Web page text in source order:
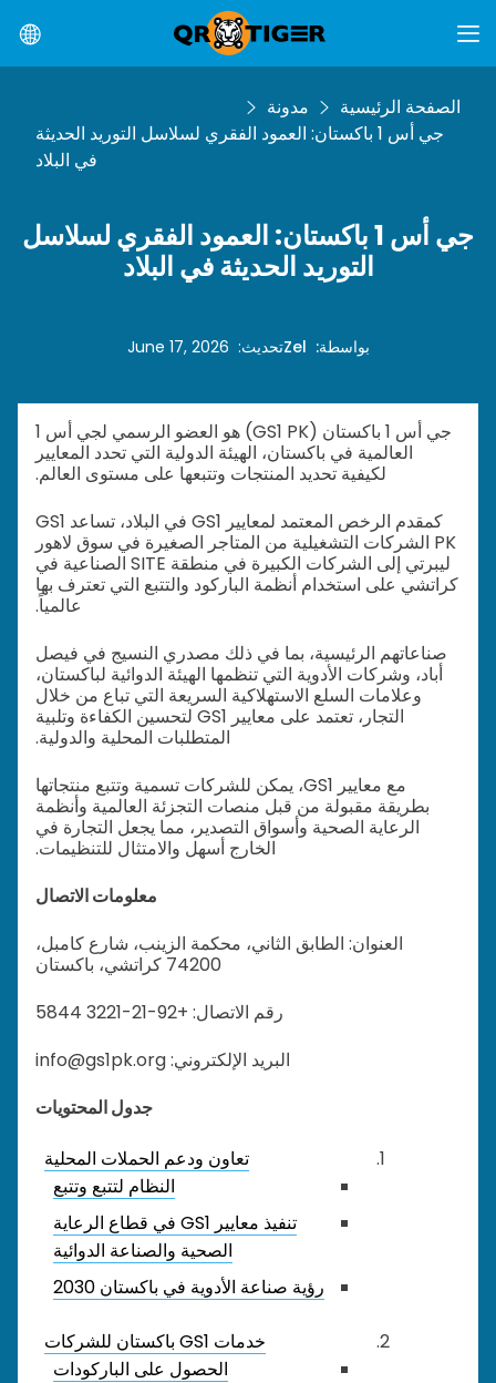
الصفحة الرئيسية
مدونة
جي أس 1 باكستان: العمود الفقري لسلاسل التوريد الحديثة
في البلاد
جي أس 1 باكستان: العمود الفقري لسلاسل
التوريد الحديثة في البلاد
بواسطة:
Zelتحديث:
June 17, 2026
جي أس 1 باكستان (GS1 PK) هو العضو الرسمي لجي أس 1
العالمية في باكستان، الهيئة الدولية التي تحدد المعايير
لكيفية تحديد المنتجات وتتبعها على مستوى العالم.
كمقدم الرخص المعتمد لمعايير GS1 في البلاد، تساعد GS1
PK الشركات التشغيلية من المتاجر الصغيرة في سوق لاهور
ليبرتي إلى الشركات الكبيرة في منطقة SITE الصناعية في
كراتشي على استخدام أنظمة الباركود والتتبع التي تعترف بها
عالمياً.
صناعاتهم الرئيسية، بما في ذلك مصدري النسيج في فيصل
أباد، وشركات الأدوية التي تنظمها الهيئة الدوائية لباكستان،
وعلامات السلع الاستهلاكية السريعة التي تباع من خلال
التجار، تعتمد على معايير GS1 لتحسين الكفاءة وتلبية
المتطلبات المحلية والدولية.
مع معايير GS1، يمكن للشركات تسمية وتتبع منتجاتها
بطريقة مقبولة من قبل منصات التجزئة العالمية وأنظمة
الرعاية الصحية وأسواق التصدير، مما يجعل التجارة في
الخارج أسهل والامتثال للتنظيمات.
معلومات الاتصال
العنوان: الطابق الثاني، محكمة الزينب، شارع كامبل،
74200 كراتشي، باكستان
رقم الاتصال: +92-21-3221 5844
البريد الإلكتروني: info@gs1pk.org
جدول المحتويات
تعاون ودعم الحملات المحلية
النظام لتتبع وتتبع
تنفيذ معايير GS1 في قطاع الرعاية
الصحية والصناعة الدوائية
رؤية صناعة الأدوية في باكستان 2030
خدمات GS1 باكستان للشركات
الحصول على الباركودات